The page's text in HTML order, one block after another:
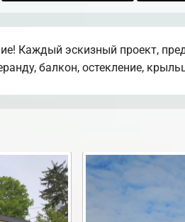
Каждый эскизный проект,
балкон, остекление,